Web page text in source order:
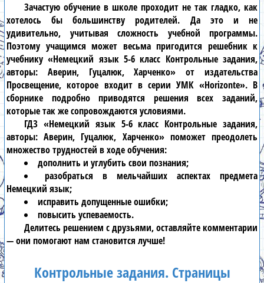
Зачастую обучение в школе проходит не так гладко, как
хотелось бы большинству родителей. Да это и не
удивительно, учитывая сложность учебной программы.
Поэтому учащимся может весьма пригодится решебник к
учебнику «Немецкий язык 5-6 класс Контрольные задания,
авторы: Аверин, Гуцалюк, Харченко» от издательства
Просвещение, которое входит в серии УМК «Horizonte». В
сборнике подробно приводятся решения всех заданий,
которые так же сопровождаются условиями.
ГДЗ «Немецкий язык 5-6 класс Контрольные задания,
авторы: Аверин, Гуцалюк, Харченко» поможет преодолеть
множество трудностей в ходе обучения:
дополнить и углубить свои познания;
разобраться в мельчайших аспектах предмета
Немецкий язык;
исправить допущенные ошибки;
повысить успеваемость.
Делитесь решением с друзьями, оставляйте комментарии
— они помогают нам становится лучше!
Контрольные задания. Страницы